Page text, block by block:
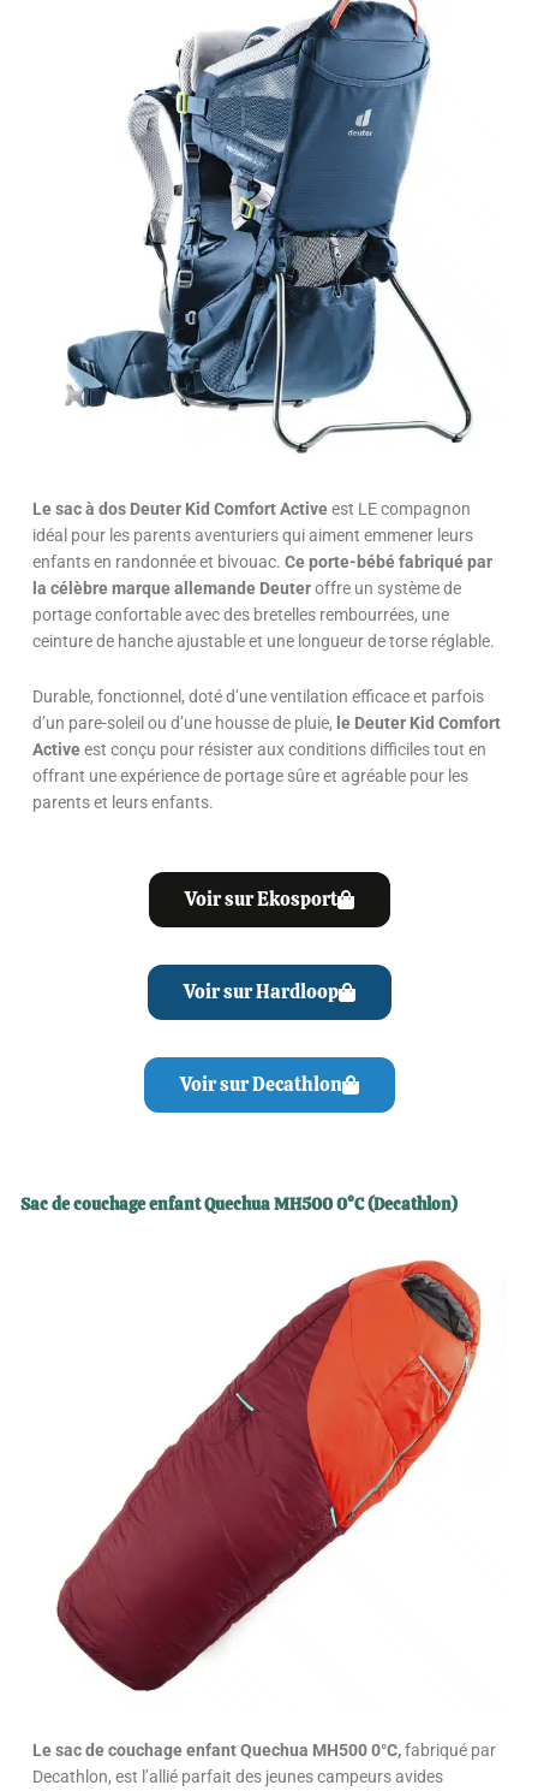
Le sac à dos Deuter Kid Comfort Activeest LE compagnon
idéal pour les parents aventuriers qui aiment emmener leurs
enfants en randonnée et bivouac. Ce porte-bébé fabriqué par
la célèbre marque allemande Deuteroffre un système de
portage confortable avec des bretelles rembourrées, une
ceinture de hanche ajustable et une longueur de torse réglable.
Durable, fonctionnel, doté d’une ventilation efficace et parfois
d’un pare-soleil ou d’une housse de pluie, le Deuter Kid Comfort
Activeest conçu pour résister aux conditions difficiles tout en
offrant une expérience de portage sûre et agréable pour les
parents et leurs enfants.
Voir sur Ekosport
Voir sur Hardloop
Voir sur Decathlon
Sac de couchage enfant Quechua MH500 0°C (Decathlon)
Le sac de couchage enfant Quechua MH500 0°C,fabriqué par
Decathlon, est l’allié parfait des jeunes campeurs avides